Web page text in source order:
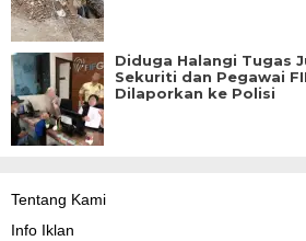
Diduga Halangi Tugas
Sekuriti dan Pegawai
Dilaporkan ke Polisi
Tentang Kami
Info Iklan